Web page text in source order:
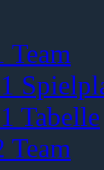
Team
Tabelle
Team